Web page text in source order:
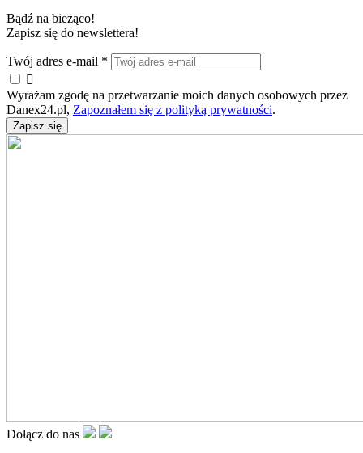
Bądź na bieżąco!
Zapisz się do newslettera!
Twój adres e-mail *

Wyrażam zgodę na przetwarzanie moich danych osobowych przez
Danex24.pl, Zapoznałem się z polityką prywatności.
Dołącz do nas